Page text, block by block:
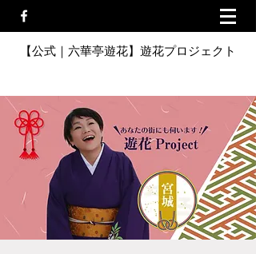
【公式｜六華亭遊花】遊花プロジェクト